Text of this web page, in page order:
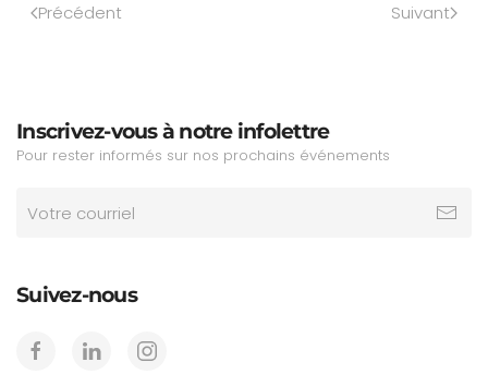
Précédent Suivant
Inscrivez-vous à notre infolettre
Pour rester informés sur nos prochains événements
Suivez-nous